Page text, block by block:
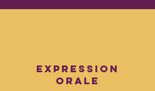
Expression
orale